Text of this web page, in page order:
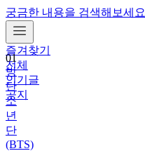
궁금한 내용을 검색해보세요
즐겨찾기
전체
인기글
공지
01
방
탄
소
년
단
(BTS)